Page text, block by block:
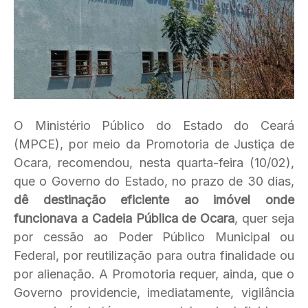
O Ministério Público do Estado do Ceará
(MPCE), por meio da Promotoria de Justiça de
Ocara, recomendou, nesta quarta-feira (10/02),
que o Governo do Estado, no prazo de 30 dias,
dê destinação eficiente ao imóvel onde
funcionava a Cadeia Pública de Ocara, quer seja
por cessão ao Poder Público Municipal ou
Federal, por reutilização para outra finalidade ou
por alienação. A Promotoria requer, ainda, que o
Governo providencie, imediatamente, vigilância